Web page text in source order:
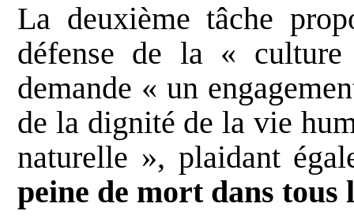
La deuxième tâche
défense de la «
demande « un
de la dignité de la vie
naturelle », plaidant
peine de mort dans tous